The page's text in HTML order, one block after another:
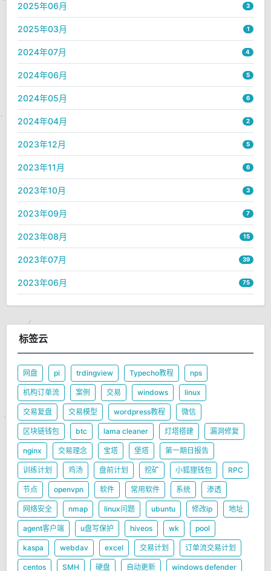
2025年06月 3
2025年03月 1
2024年07月 4
2024年06月 5
2024年05月 6
2024年04月 2
2023年12月 5
2023年11月 6
2023年10月 3
2023年09月 7
2023年08月 15
2023年07月 39
2023年06月 75
标签云
网盘 pi trdingview Typecho教程 nps
机构订单流 案例 交易 windows linux
交易复盘 交易模型 wordpress教程 微信
区块链钱包 btc lama cleaner 灯塔搭建 漏洞修复
nginx 交易理念 宝塔 堡塔 第一期日报告
训练计划 鸡汤 盘前计划 挖矿 小狐狸钱包 RPC
节点 openvpn 软件 常用软件 系统 渗透
网络安全 nmap linux问题 ubuntu 修改ip 地址
agent客户端 u盘写保护 hiveos wk pool
kaspa webdav excel 交易计划 订单流交易计划
centos SMH 硬盘 自动更新 windows defender